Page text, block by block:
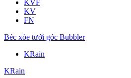
KVF
KV
FN
Béc xòe tưới góc Bubbler
KRain
KRain